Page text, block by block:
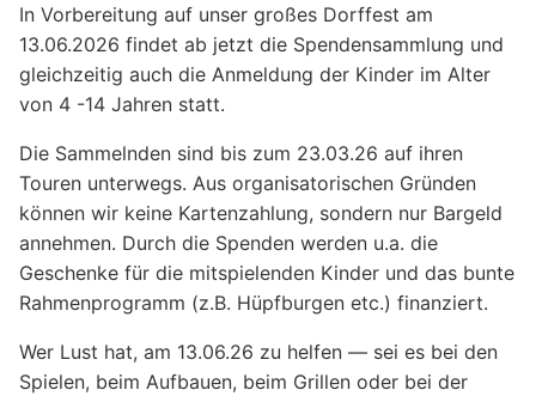
In Vorbereitung auf unser großes Dorffest am
13.06.2026 findet ab jetzt die Spendensammlung und
gleichzeitig auch die Anmeldung der Kinder im Alter
von 4 -14 Jahren statt.
Die Sammelnden sind bis zum 23.03.26 auf ihren
Touren unterwegs. Aus organisatorischen Gründen
können wir keine Kartenzahlung, sondern nur Bargeld
annehmen. Durch die Spenden werden u.a. die
Geschenke für die mitspielenden Kinder und das bunte
Rahmenprogramm (z.B. Hüpfburgen etc.) finanziert.
Wer Lust hat, am 13.06.26 zu helfen — sei es bei den
Spielen, beim Aufbauen, beim Grillen oder bei der